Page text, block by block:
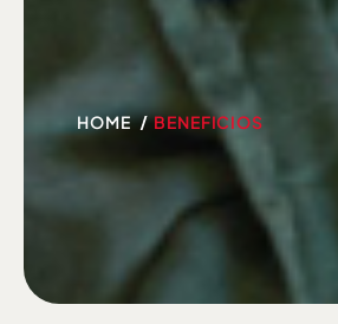
HOME BENEFICIOS